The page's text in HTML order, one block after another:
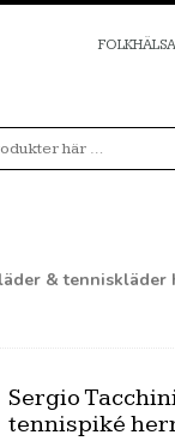
FOLKHÄLSA
& tenniskläder
Sergio
tennispiké